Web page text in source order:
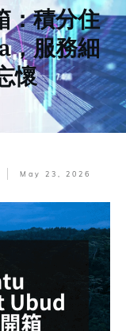
積分住
服務細
懷
May 23, 2026